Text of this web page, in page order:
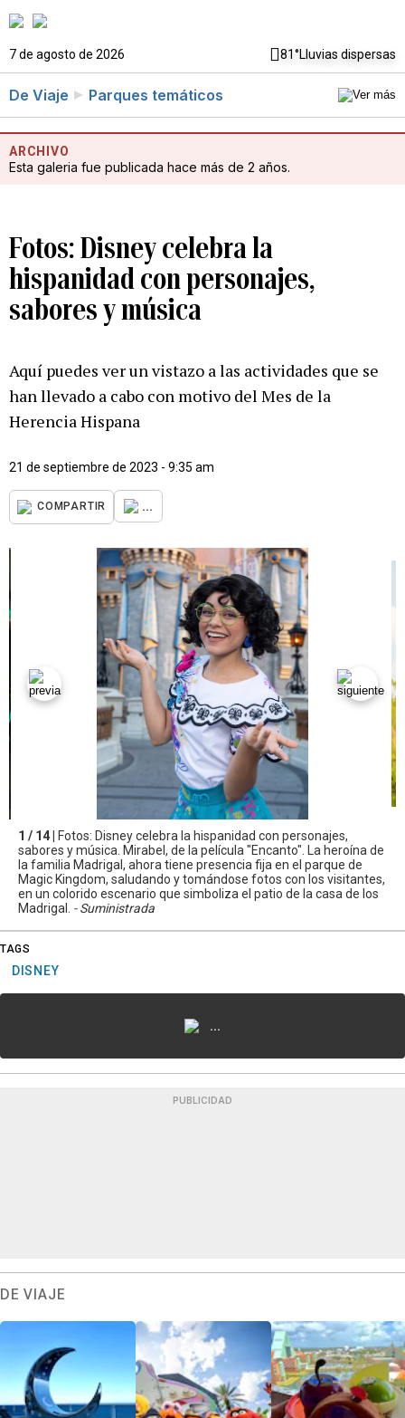
7 de agosto de 2026 81°Lluvias dispersas
De Viaje Parques temáticos
ARCHIVO
Esta galeria fue publicada hace más de 2 años.
Fotos: Disney celebra la
hispanidad con personajes,
sabores y música
Aquí puedes ver un vistazo a las actividades que se
han llevado a cabo con motivo del Mes de la
Herencia Hispana
21 de septiembre de 2023 - 9:35 am
COMPARTIR ...
1 / 14 |
Fotos: Disney celebra la hispanidad con personajes,
sabores y música. Mirabel, de la película "Encanto". La heroína de
la familia Madrigal, ahora tiene presencia fija en el parque de
Magic Kingdom, saludando y tomándose fotos con los visitantes,
en un colorido escenario que simboliza el patio de la casa de los
Madrigal. - Suministrada
TAGS
DISNEY
...
PUBLICIDAD
DE VIAJE